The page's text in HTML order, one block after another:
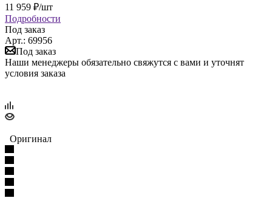
11 959 ₽/шт
Подробности
Под заказ
Арт.: 69956
Под заказ
Наши менеджеры обязательно свяжутся с вами и уточнят
условия заказа
Оригинал